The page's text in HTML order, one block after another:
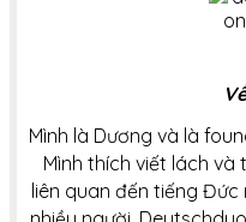
Mình là Dương và là
Mình thích viết lách và
liên quan đến tiếng